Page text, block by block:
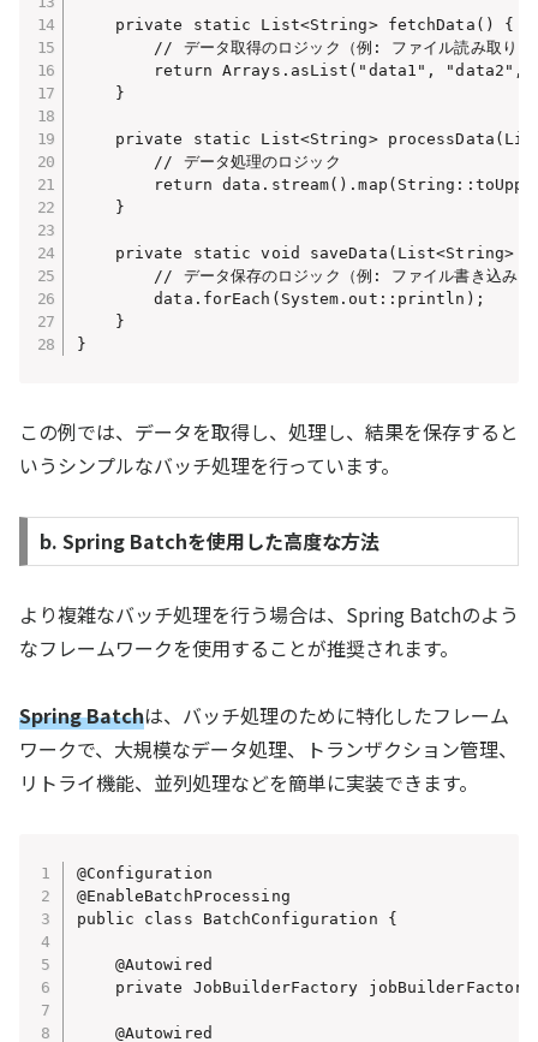
    private static List<String> fetchData() {
        // データ取得のロジック（例: ファイル読み取り）
return Arrays.asList("data1", "data2",
    }
private static List<String>
        // データ処理のロジック
return
    }
private static void saveData(List<String>
        // データ保存のロジック（例: ファイル書き込み）
        data.forEach(System.out::println);
    }
この例では、データを取得し、処理し、結果を保存すると
いうシンプルなバッチ処理を行っています。
b. Spring Batchを使用した高度な方法
より複雑なバッチ処理を行う場合は、Spring Batchのよう
なフレームワークを使用することが推奨されます。
Spring Batchは、バッチ処理のために特化したフレーム
ワークで、大規模なデータ処理、トランザクション管理、
リトライ機能、並列処理などを簡単に実装できます。
@Configuration
@EnableBatchProcessing
public class BatchConfiguration {
    @Autowired
private JobBuilderFactory
    @Autowired